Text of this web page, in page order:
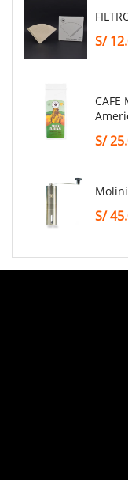
S/
CAFE
S/
S/